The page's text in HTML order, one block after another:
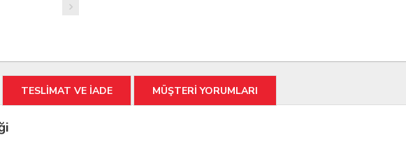
TESLİMAT VE İADE MÜŞTERİ YORUMLARI